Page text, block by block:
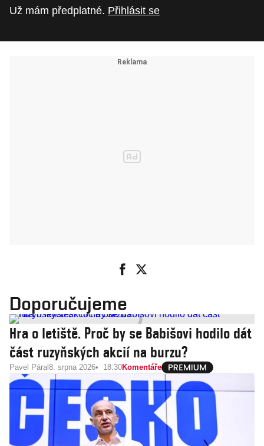
Už mám předplatné. Přihlásit se
Doporučujeme
Hra o letiště. Proč by se Babišovi hodilo dát
část ruzyňských akcií na burzu?
Pavel Páral 8. srpna 2026 18:30Komentáře